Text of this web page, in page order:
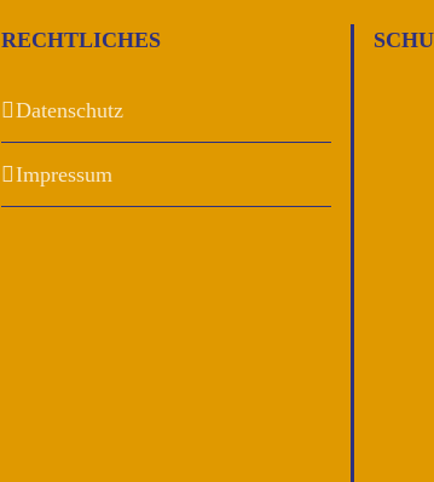
RECHTLICHES
Datenschutz
Impressum